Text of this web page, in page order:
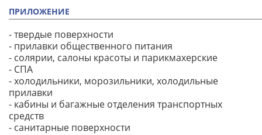
ПРИЛОЖЕНИЕ
- твердые поверхности
- прилавки общественного питания
- солярии, салоны красоты и парикмахерские
- СПА
- холодильники, морозильники, холодильные
прилавки
- кабины и багажные отделения транспортных
средств
- санитарные поверхности